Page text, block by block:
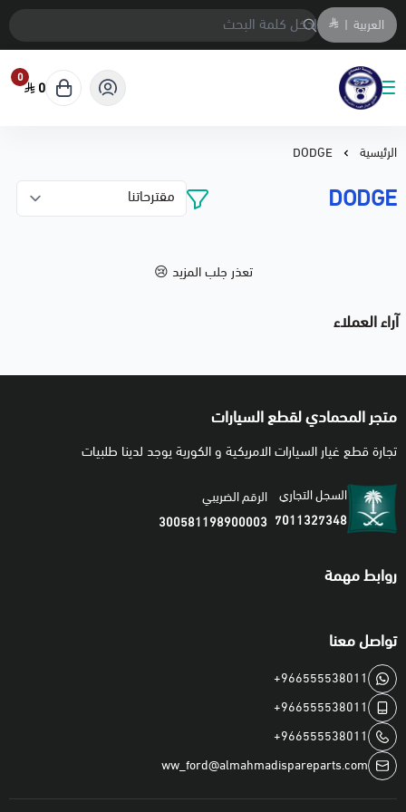
العربية |
متجر المحمادي لقطع السيارات
0
0
الرئيسية DODGE
DODGE
تعذر جلب المزيد 😢
آراء العملاء
متجر المحمادي لقطع السيارات
تجارة قطع غيار السيارات الامريكية و الكورية يوجد لدينا طلبيات
السجل التجاري
7011327348
الرقم الضريبي
300581198900003
روابط مهمة
تواصل معنا
+966555538011
+966555538011
+966555538011
ww_ford@almahmadispareparts.com